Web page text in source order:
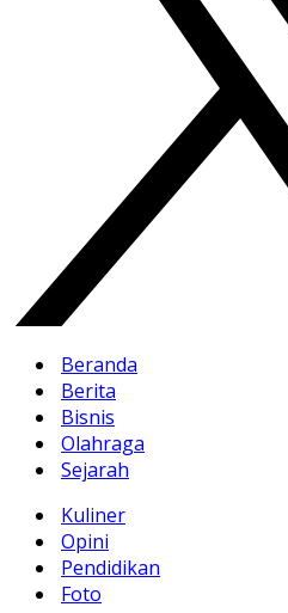
Beranda
Berita
Bisnis
Olahraga
Sejarah
Kuliner
Opini
Pendidikan
Foto